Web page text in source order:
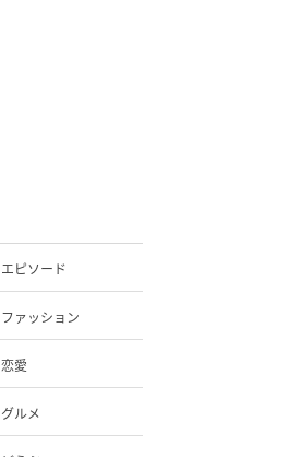
エピソード
ファッション
恋愛
グルメ